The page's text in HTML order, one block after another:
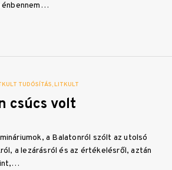
énbennem…
TUDÓSÍTÁS LITKULT
csúcs volt
a Balatonról szólt az utolsó
a lezárásról és az értékelésről, aztán